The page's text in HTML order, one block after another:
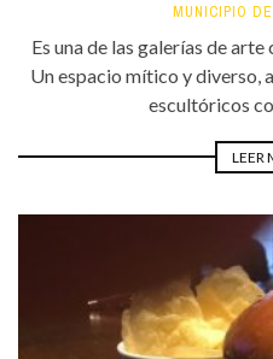
MUNICIPIO
Es una de las galerías de arte
Un espacio mítico y diverso,
escultóricos
LEER